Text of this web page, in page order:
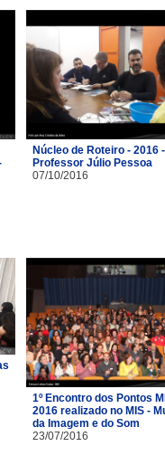
Núcleo de Roteiro - 2016 -
Professor Júlio Pessoa
07/10/2016
1º Encontro dos Pontos
2016 realizado no MIS -
da Imagem e do Som
23/07/2016